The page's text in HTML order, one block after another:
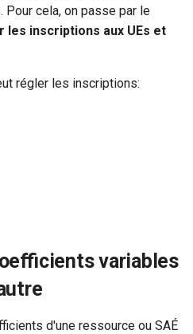
cela, on passe par le
les inscriptions aux UEs et
régler les inscriptions:
variables
d'une ressource ou SAÉ